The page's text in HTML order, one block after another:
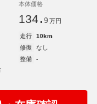
本体価格
134. 9 万円
走行
10km
修復
なし
整備
-